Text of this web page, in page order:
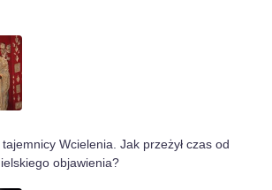
Wcielenia. Jak przeżył czas od
objawienia?